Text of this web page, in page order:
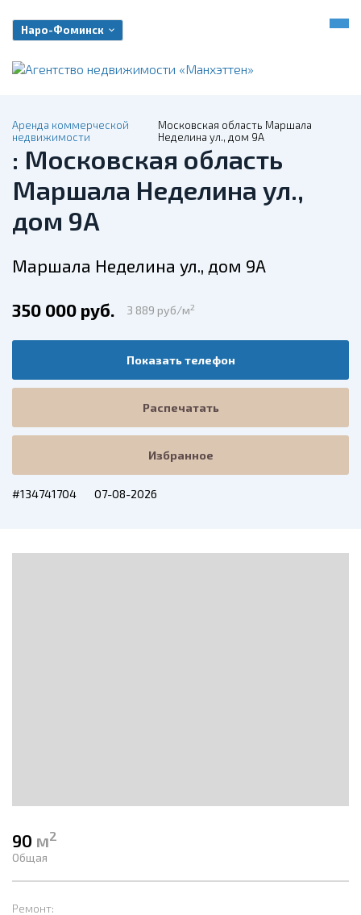
Наро-Фоминск
Аренда коммерческой
недвижимости
Московская область Маршала
Неделина ул., дом 9А
: Московская область
Маршала Неделина ул.,
дом 9А
Маршала Неделина ул., дом 9А
350 000 руб. 3 889 руб/м2
Показать телефон
Распечатать
Избранное
#134741704 07-08-2026
90 м2
Общая
Ремонт: